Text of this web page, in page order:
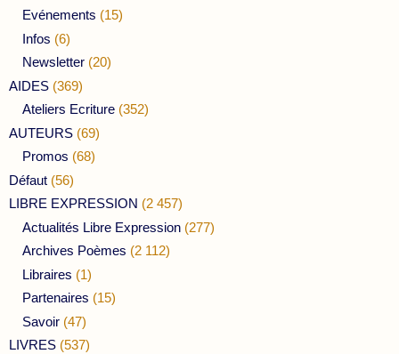
Evénements (15)
Infos (6)
Newsletter (20)
AIDES (369)
Ateliers Ecriture (352)
AUTEURS (69)
Promos (68)
Défaut (56)
LIBRE EXPRESSION (2 457)
Actualités Libre Expression (277)
Archives Poèmes (2 112)
Libraires (1)
Partenaires (15)
Savoir (47)
LIVRES (537)